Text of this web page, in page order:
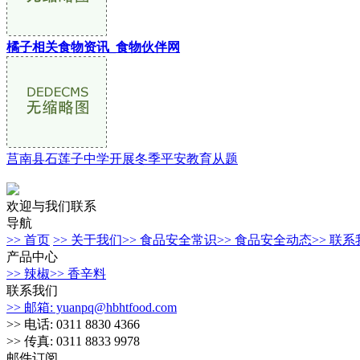
橘子相关食物资讯_食物伙伴网
莒南县石莲子中学开展冬季平安教育从题
欢迎与我们联系
导航
>> 首页 >> 关于我们>> 食品安全常识>> 食品安全动态>> 联系
产品中心
>> 辣椒>> 香辛料
联系我们
>> 邮箱: yuanpq@hbhtfood.com
>> 电话: 0311 8830 4366
>> 传真: 0311 8833 9978